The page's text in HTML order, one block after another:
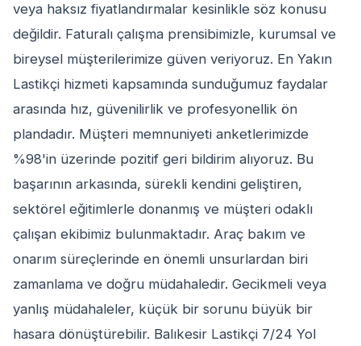
veya haksız fiyatlandırmalar kesinlikle söz konusu
değildir. Faturalı çalışma prensibimizle, kurumsal ve
bireysel müşterilerimize güven veriyoruz. En Yakın
Lastikçi hizmeti kapsamında sunduğumuz faydalar
arasında hız, güvenilirlik ve profesyonellik ön
plandadır. Müşteri memnuniyeti anketlerimizde
%98'in üzerinde pozitif geri bildirim alıyoruz. Bu
başarının arkasında, sürekli kendini geliştiren,
sektörel eğitimlerle donanmış ve müşteri odaklı
çalışan ekibimiz bulunmaktadır. Araç bakım ve
onarım süreçlerinde en önemli unsurlardan biri
zamanlama ve doğru müdahaledir. Gecikmeli veya
yanlış müdahaleler, küçük bir sorunu büyük bir
hasara dönüştürebilir. Balıkesir Lastikçi 7/24 Yol